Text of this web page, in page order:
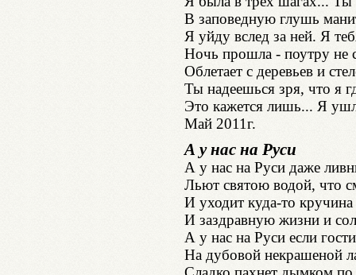
В заповедную глушь
Я уйду вслед за ней. Я
Ночь прошла - поутру не
Облетает с деревьев и
Ты надеешься зря, что я
Это кажется лишь... Я
Май 2011г.
А у нас на Руси
А у нас на Руси даже
Льют святою водой, что
И уходит куда-то
И заздравную жизни и
А у нас на Руси если
На дубовой некрашеной